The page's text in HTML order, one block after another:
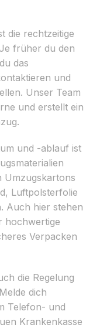
die rechtzeitige
früher du den
das
und
Unser Team
und erstellt ein
und -ablauf ist
Umzugskartons
Luftpolsterfolie
Auch hier stehen
hochwertige
Verpacken
die Regelung
dich
Telefon- und
Krankenkasse